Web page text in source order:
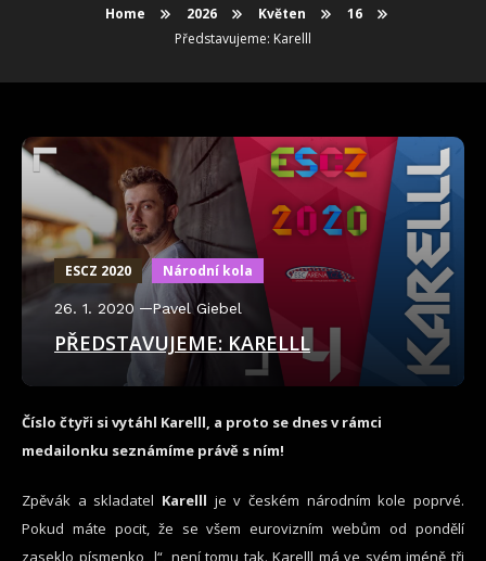
Home 2026 Květen
16
Představujeme: Karelll
ESCZ 2020 Národní kola
26. 1. 2020 Pavel Giebel
PŘEDSTAVUJEME: KARELLL
Číslo čtyři si vytáhl Karelll, a proto se dnes v rámci
medailonku seznámíme právě s ním!
Zpěvák a skladatel Karelll je v českém národním kole poprvé.
Pokud máte pocit, že se všem eurovizním webům od pondělí
zaseklo písmenko „l“, není tomu tak. Karelll má ve svém jméně tři